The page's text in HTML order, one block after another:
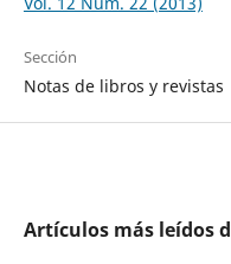
Sección
Notas de libros y revistas
Artículos más leídos